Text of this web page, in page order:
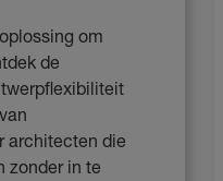
om
de
architecten die
zonder in te